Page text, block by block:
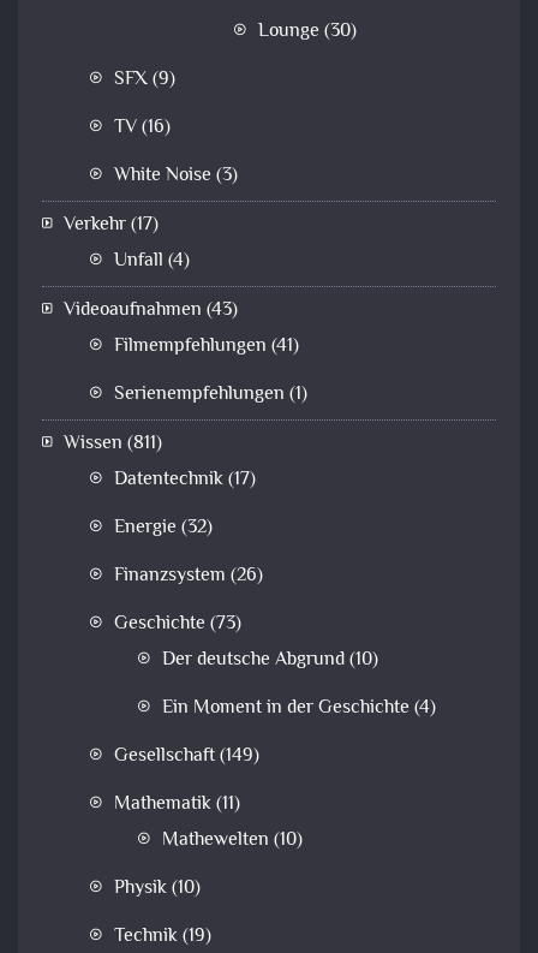
Lounge (30)
SFX(9)
TV(16)
White Noise (3)
Verkehr(17)
Unfall (4)
Videoaufnahmen (43)
Filmempfehlungen (41)
Serienempfehlungen (1)
Wissen (811)
Datentechnik(17)
Energie (32)
Finanzsystem (26)
Geschichte (73)
Der deutsche Abgrund(10)
Ein Moment in der Geschichte (4)
Gesellschaft(149)
Mathematik(11)
Mathewelten (10)
Physik(10)
Technik(19)